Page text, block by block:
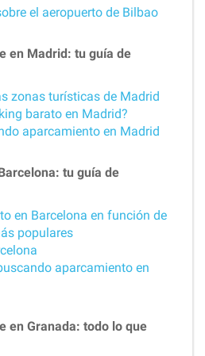
el aeropuerto de Bilbao
en Madrid: tu guía de
zonas turísticas de Madrid
barato en Madrid?
aparcamiento en Madrid
tu guía de
en Barcelona en función de
populares
aparcamiento en
en Granada: todo lo que